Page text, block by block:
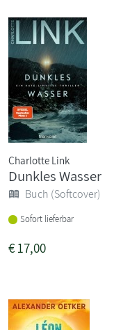
Charlotte Link
Dunkles Wasser
Buch (Softcover)
Sofort lieferbar
€17,00